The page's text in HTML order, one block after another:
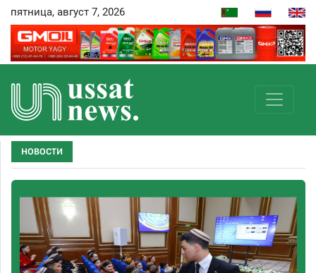
пятница, август 7, 2026
НОВОСТИ